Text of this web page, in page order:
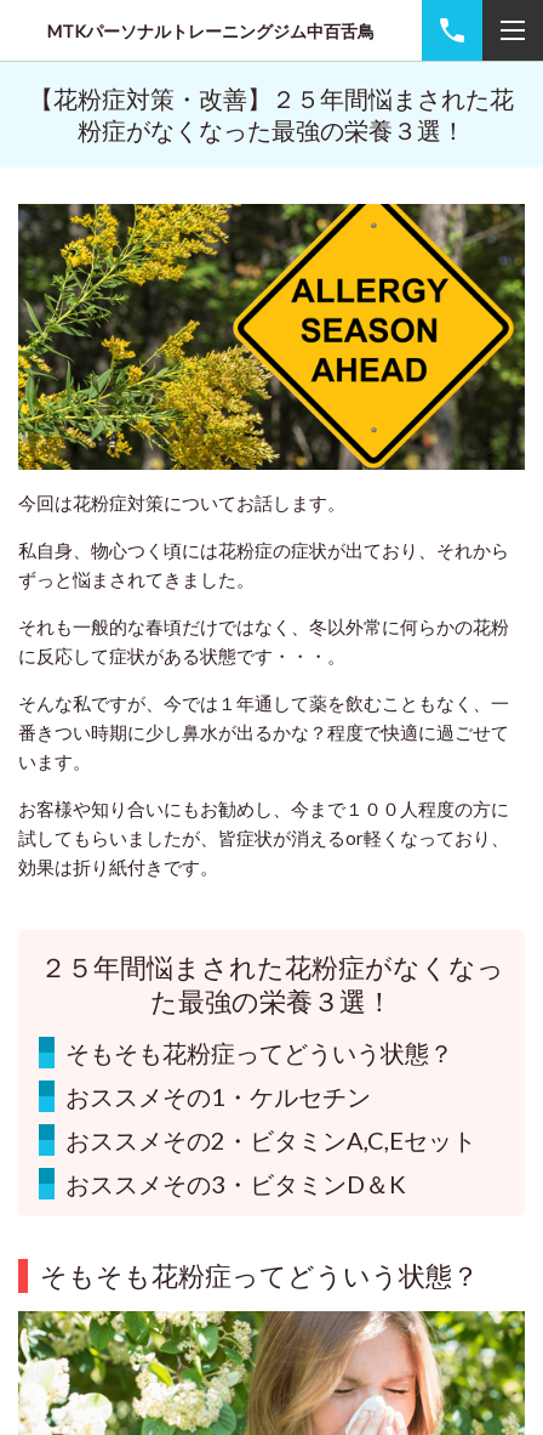
MTKパーソナルトレーニングジム中百舌鳥
【花粉症対策・改善】２５年間悩まされた花
粉症がなくなった最強の栄養３選！
今回は花粉症対策についてお話します。
私自身、物心つく頃には花粉症の症状が出ており、それから
ずっと悩まされてきました。
それも一般的な春頃だけではなく、冬以外常に何らかの花粉
に反応して症状がある状態です・・・。
そんな私ですが、今では１年通して薬を飲むこともなく、一
番きつい時期に少し鼻水が出るかな？程度で快適に過ごせて
います。
お客様や知り合いにもお勧めし、今まで１００人程度の方に
試してもらいましたが、皆症状が消えるor軽くなっており、
効果は折り紙付きです。
２５年間悩まされた花粉症がなくなっ
た最強の栄養３選！
そもそも花粉症ってどういう状態？
おススメその1・ケルセチン
おススメその2・ビタミンA,C,Eセット
おススメその3・ビタミンD＆K
そもそも花粉症ってどういう状態？